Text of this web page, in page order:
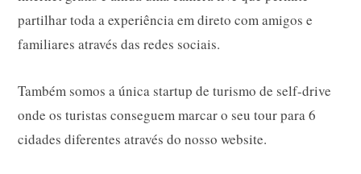
partilhar toda a experiência em direto com amigos e
familiares através das redes sociais.
Também somos a única startup de turismo de self-drive
onde os turistas conseguem marcar o seu tour para 6
cidades diferentes através do nosso website.